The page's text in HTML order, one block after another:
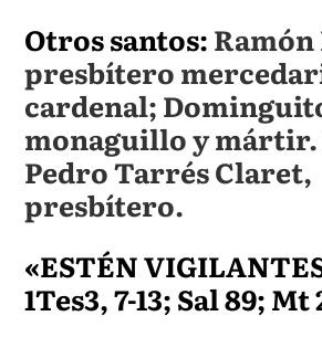
Otros santos:
presbítero
cardenal;
monaguillo y mártir.
Pedro Tarrés Claret,
presbítero.
«ESTÉN
1Tes3, 7-13; Sal 89; Mt